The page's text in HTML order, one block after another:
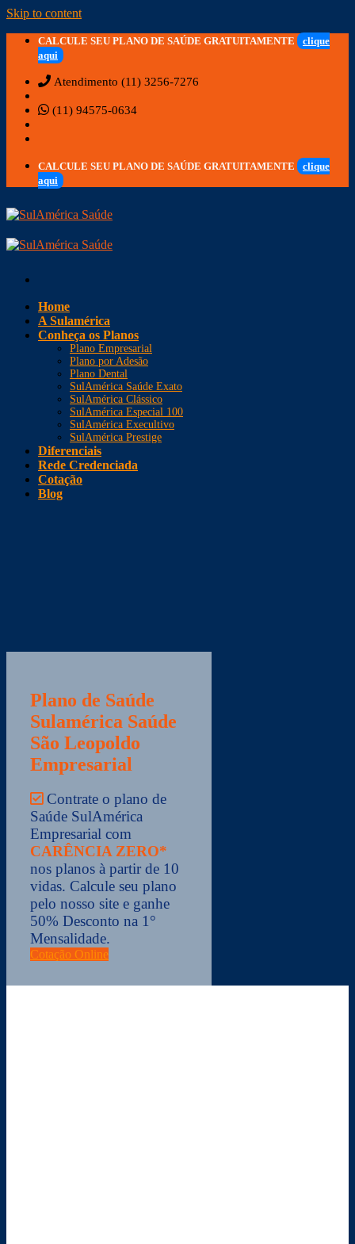
Skip to content
CALCULE SEU PLANO DE SAÚDE GRATUITAMENTE
clique
aqui
Atendimento (11) 3256-7276
(11) 94575-0634
CALCULE SEU PLANO DE SAÚDE GRATUITAMENTE
clique
aqui
Home
A Sulamérica
Conheça os Planos
Plano Empresarial
Plano por Adesão
Plano Dental
SulAmérica Saúde Exato
SulAmérica Clássico
SulAmérica Especial 100
SulAmérica Execultivo
SulAmérica Prestige
Diferenciais
Rede Credenciada
Cotação
Blog
Plano de Saúde
Sulamérica Saúde
São Leopoldo
Empresarial
Contrate o plano de
Saúde SulAmérica
Empresarial com
CARÊNCIA ZERO*
nos planos à partir de 10
vidas. Calcule seu plano
pelo nosso site e ganhe
50% Desconto na 1°
Mensalidade.
Cotação Online